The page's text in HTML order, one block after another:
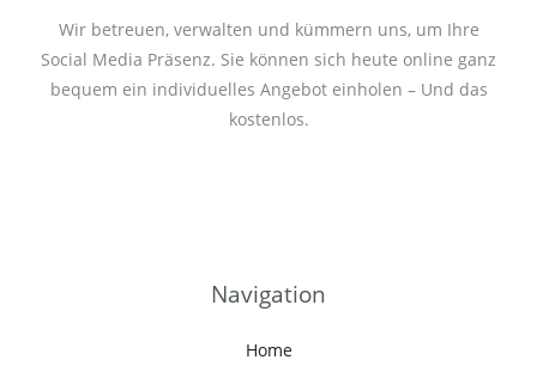
Wir betreuen, verwalten und kümmern uns, um Ihre
Social Media Präsenz. Sie können sich heute online ganz
bequem ein individuelles Angebot einholen – Und das
kostenlos.
Navigation
Home